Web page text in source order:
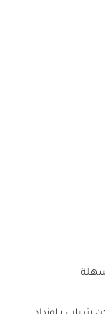
سهلة